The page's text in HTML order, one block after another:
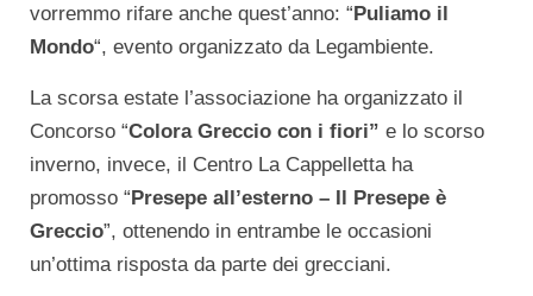
vorremmo rifare anche quest’anno: “Puliamo il
Mondo“, evento organizzato da Legambiente.
La scorsa estate l’associazione ha organizzato il
Concorso “Colora Greccio con i fiori” e lo scorso
inverno, invece, il Centro La Cappelletta ha
promosso “Presepe all’esterno – Il Presepe è
Greccio”, ottenendo in entrambe le occasioni
un’ottima risposta da parte dei grecciani.